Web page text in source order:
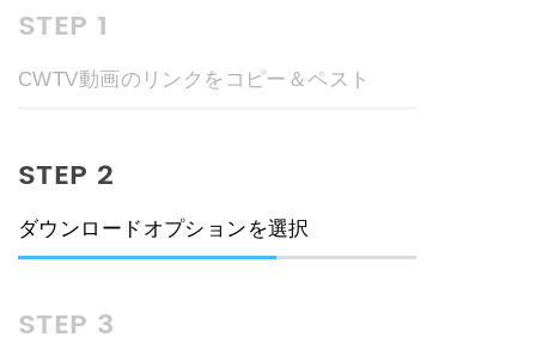
STEP 1
CWTV動画のリンクをコピー＆ペスト
STEP 2
ダウンロードオプションを選択
STEP 3